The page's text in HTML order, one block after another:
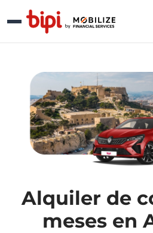
Alquiler de
meses en